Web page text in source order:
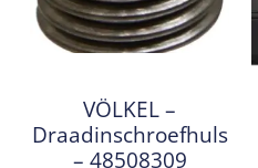
VÖLKEL –
Draadinschroefhuls
– 48508309